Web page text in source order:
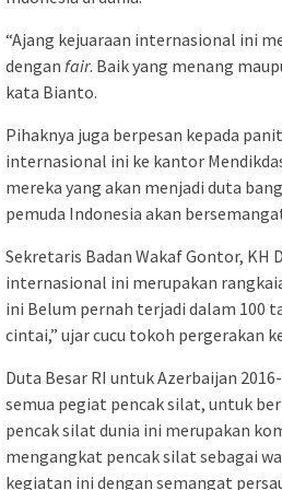
“Ajang kejuaraan internasional ini
dengan fair. Baik yang menang
kata Bianto.
Pihaknya juga berpesan kepada
internasional ini ke kantor
mereka yang akan menjadi duta
pemuda Indonesia akan
Sekretaris Badan Wakaf Gontor, KH
internasional ini merupakan
ini Belum pernah terjadi dalam 100
cintai,” ujar cucu tokoh pergerakan
Duta Besar RI untuk Azerbaijan
semua pegiat pencak silat, untuk
pencak silat dunia ini merupakan
mengangkat pencak silat sebagai
kegiatan ini dengan semangat